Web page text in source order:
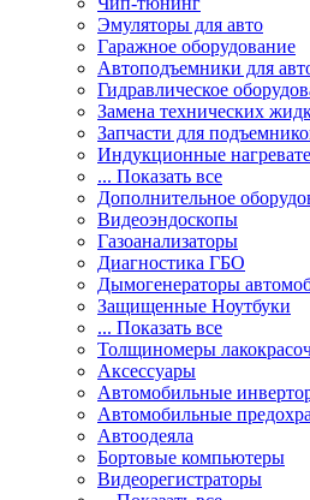
Эмуляторы для авто
Гаражное оборудование
Автоподъемники для
Гидравлическое
Замена технических
Запчасти для
Индукционные
... Показать все
Дополнительное
Видеоэндоскопы
Газоанализаторы
Диагностика ГБО
Дымогенераторы
Защищенные Ноутбуки
... Показать все
Толщиномеры
Аксессуары
Автомобильные
Автомобильные
Автоодеяла
Бортовые компьютеры
Видеорегистраторы